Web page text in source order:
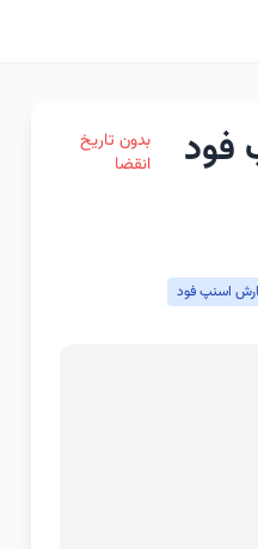
فود
بدون تاریخ
انقضا
اسنپ فود